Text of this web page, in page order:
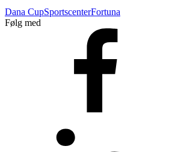
Dana CupSportscenterFortuna
Følg med